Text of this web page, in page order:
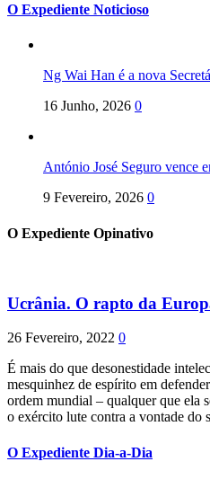
O Expediente Noticioso
Ng Wai Han é a nova
16 Junho, 2026 0
António José Seguro vence
9 Fevereiro, 2026 0
O Expediente Opinativo
Ucrânia. O rapto da
26 Fevereiro, 2022 0
É mais do que desonestidade
mesquinhez de espírito em
ordem mundial – qualquer que ela
o exército lute contra a vontade do
O Expediente Dia-a-Dia